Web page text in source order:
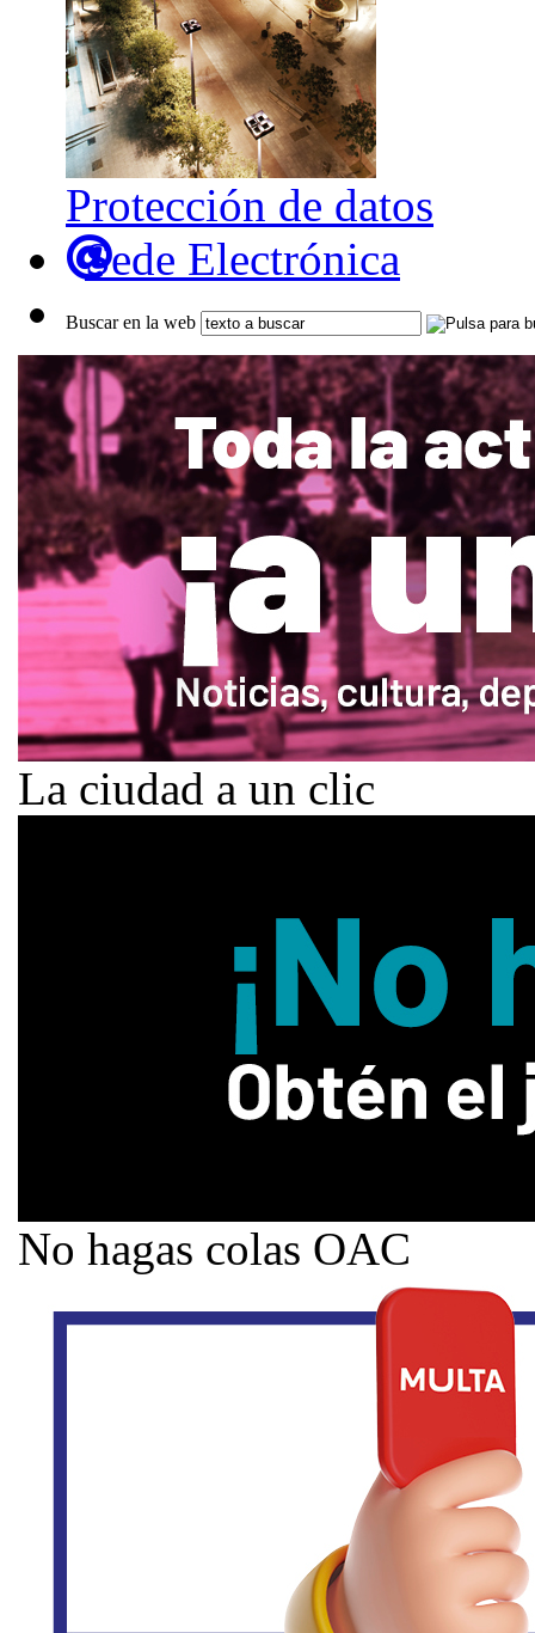
Protección de datos
Sede Electrónica
Buscar en la web
La ciudad a un clic
No hagas colas OAC